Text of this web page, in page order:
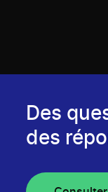
Des
des